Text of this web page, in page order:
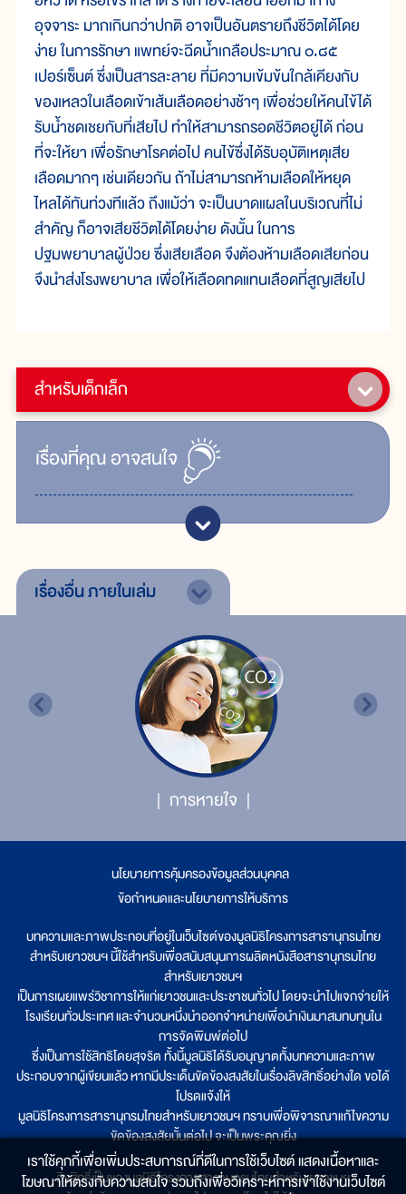
สำหรับเด็กเล็ก
เรื่ิองที่คุณอาจสนใจ
อุจจาระ มากเกินกว่าปกติ อาจเป็นอันตรายถึงชีวิตได้โดย
ง่าย ในการรักษา แพทย์จะฉีดน้ำเกลือประมาณ ๐.๘๕
เปอร์เซ็นต์ ซึ่งเป็นสารละลาย ที่มีความเข้มข้นใกล้เคียงกับ
ของเหลวในเลือดเข้าเส้นเลือดอย่างช้าๆ เพื่อช่วยให้คนไข้ได้
รับน้ำชดเชยกับที่เสียไป ทำให้สามารถรอดชีวิตอยู่ได้ ก่อน
ที่จะให้ยา เพื่อรักษาโรคต่อไป คนไข้ซึ่งได้รับอุบัติเหตุเสีย
เลือดมากๆ เช่นเดียวกัน ถ้าไม่สามารถห้ามเลือดให้หยุด
ไหลได้ทันท่วงทีแล้ว ถึงแม้ว่า จะเป็นบาดแผลในบริเวณที่ไม่
สำคัญ ก็อาจเสียชีวิตได้โดยง่าย ดังนั้น ในการ
ปฐมพยาบาลผู้ป่วย ซึ่งเสียเลือด จึงต้องห้ามเลือดเสียก่อน
จึงนำส่งโรงพยาบาล เพื่อให้เลือดทดแทนเลือดที่สูญเสียไป
เรื่องอื่นภายในเล่ม
การหายใจ
นโยบายการคุ้มครองข้อมูลส่วนบุคคล
ข้อกำหนดและนโยบายการให้บริการ
บทความและภาพประกอบที่อยู่ในเว็บไซต์ของมูลนิธิโครงการสารานุกรมไทย
สำหรับเยาวชนฯ นี้ใช้สำหรับเพื่อสนับสนุนการผลิตหนังสือสารานุกรมไทย
สำหรับเยาวชนฯ
เป็นการเผยแพร่วิชาการให้แก่เยาวชนและประชาชนทั่วไป โดยจะนำไปแจกจ่ายให้
โรงเรียนทั่วประเทศ และจำนวนหนึ่งนำออกจำหน่ายเพื่อนำเงินมาสมทบทุนใน
การจัดพิมพ์ต่อไป
ซึ่งเป็นการใช้สิทธิโดยสุจริต ทั้งนี้มูลนิธิได้รับอนุญาตทั้งบทความและภาพ
ประกอบจากผู้เขียนแล้ว หากมีประเด็นขัดข้องสงสัยในเรื่องลิขสิทธิ์อย่างใด ขอได้
โปรดแจ้งให้
มูลนิธิโครงการสารานุกรมไทยสำหรับเยาวชนฯ ทราบเพื่อพิจารณาแก้ไขความ
ขัดข้องสงสัยนั้นต่อไป จะเป็นพระคุณยิ่ง
ลิขสิทธิ์เป็นของมูลนิธิโครงการสารานุกรมไทยสำหรับเยาวชนฯ
เราใช้คุกกี้เพื่อเพิ่มประสบการณ์ที่ดีในการใช้เว็บไซต์ แสดงเนื้อหาและ
โฆษณาให้ตรงกับความสนใจ รวมถึงเพื่อวิเคราะห์การเข้าใช้งานเว็บไซต์